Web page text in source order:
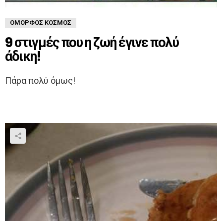
ΌΜΟΡΦΟΣ ΚΌΣΜΟΣ
9 στιγμές που η ζωή έγινε πολύ
άδικη!
Πάρα πολύ όμως!